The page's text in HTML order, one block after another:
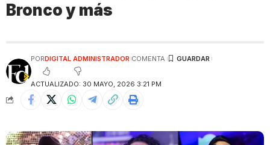
Bronco y más
ACTUALIZADO: 30 MAYO, 2026 3:21 PM
PORDIGITAL ADMINISTRADOR COMENTA